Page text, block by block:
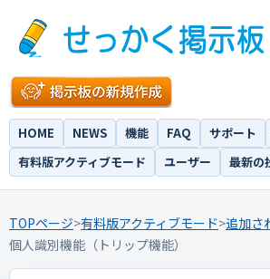
HOME NEWS 機能 FAQ サポート
有料版アクティブモード
ユーザー 最新の
TOPページ>有料版アクティブモード>追加さ
個人識別機能（トリップ機能）